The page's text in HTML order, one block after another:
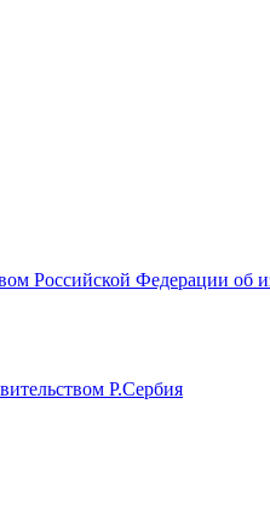
Российской Федерации об
Р.Сербия